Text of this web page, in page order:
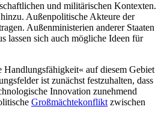
und militärischen Kontexten.
Außenpolitische Akteure der
Außenministerien anderer Staaten
lassen sich auch mögliche Ideen für
auf diesem Gebiet
ist zunächst festzuhalten, dass
Innovation zunehmend
Großmächtekonflikt zwischen